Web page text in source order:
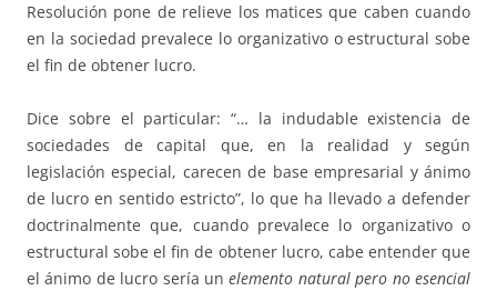
Resolución pone de relieve los matices que caben cuando
en la sociedad prevalece lo organizativo o estructural sobe
el fin de obtener lucro.
Dice sobre el particular: “… la indudable existencia de
sociedades de capital que, en la realidad y según
legislación especial, carecen de base empresarial y ánimo
de lucro en sentido estricto”, lo que ha llevado a defender
doctrinalmente que, cuando prevalece lo organizativo o
estructural sobe el fin de obtener lucro, cabe entender que
el ánimo de lucro sería unelemento natural pero no esencial